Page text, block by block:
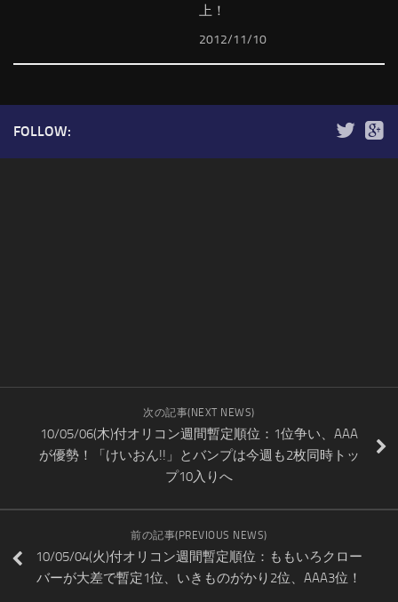
上！
2012/11/10
FOLLOW:
次の記事(NEXT NEWS)
10/05/06(木)付オリコン週間暫定順位：1位争い、AAA
が優勢！「けいおん!!」とバンプは今週も2枚同時トッ
プ10入りへ
前の記事(PREVIOUS NEWS)
10/05/04(火)付オリコン週間暫定順位：ももいろクロー
バーが大差で暫定1位、いきものがかり2位、AAA3位！